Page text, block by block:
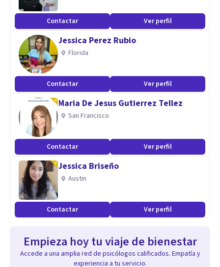
Contactar Ver perfil
Jessica Perez Rubio
Florida
Contactar Ver perfil
Maria De Jesus Gutierrez Tellez
San Francisco
Contactar Ver perfil
Jessica Briseño
Austin
Contactar Ver perfil
Empieza hoy tu viaje de bienestar
Accede a una amplia red de psicólogos calificados. Empatía y
experiencia a tu servicio.